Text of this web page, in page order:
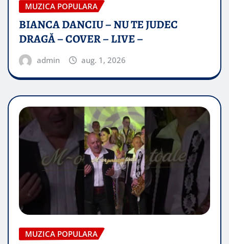
MUZICA POPULARA
BIANCA DANCIU – NU TE JUDEC
DRAGĂ – COVER – LIVE –
admin aug. 1, 2026
MUZICA POPULARA